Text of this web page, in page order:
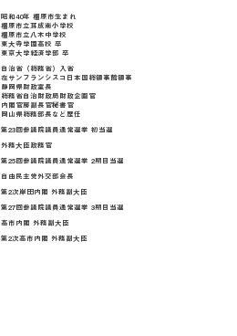
昭和40年 橿原市生まれ
橿原市立耳成南小学校
橿原市立八木中学校
東大寺学園高校 卒
東京大学経済学部 卒
自治省（総務省）入省
在サンフランシスコ日本国総領事館領事
静岡県財政室長
総務省自治財政局財政企画官
内閣官房副長官秘書官
岡山県総務部長など歴任
第23回参議院議員通常選挙 初当選
外務大臣政務官
第25回参議院議員通常選挙 2期目当選
自由民主党外交部会長
第2次岸田内閣 外務副大臣
第27回参議院議員通常選挙 3期目当選
高市内閣 外務副大臣
第2次高市内閣 外務副大臣